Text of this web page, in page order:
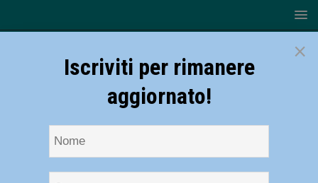
×
Iscriviti per rimanere
aggiornato!